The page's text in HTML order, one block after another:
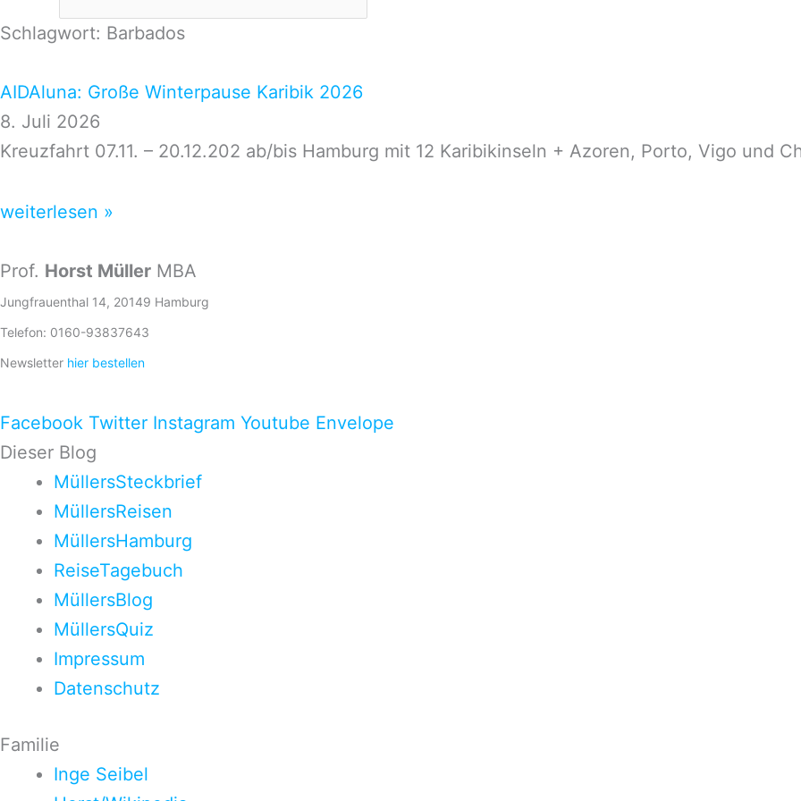
Schlagwort: Barbados
AIDAluna: Große Winterpause Karibik 2026
8. Juli 2026
Kreuzfahrt 07.11. – 20.12.202 ab/bis Hamburg mit 12 Karibikinseln + Azoren, Porto, Vigo und
weiterlesen »
Prof. Horst Müller MBA
Jungfrauenthal 14, 20149 Hamburg
Telefon: 0160-93837643
Newsletter hier bestellen
Facebook Twitter Instagram Youtube Envelope
Dieser Blog
MüllersSteckbrief
MüllersReisen
MüllersHamburg
ReiseTagebuch
MüllersBlog
MüllersQuiz
Impressum
Datenschutz
Familie
Inge Seibel